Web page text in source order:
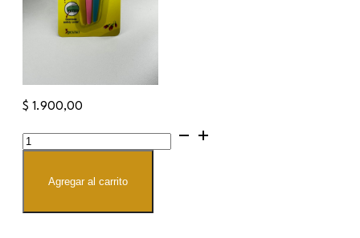
$ 1.900,00
PERFILADORES
X
3
Agregar al carrito